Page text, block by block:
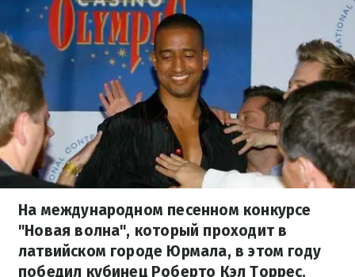
На международном песенном конкурсе
"Новая волна", который проходит в
латвийском городе Юрмала, в этом году
победил кубинец Роберто Кэл Торрес.